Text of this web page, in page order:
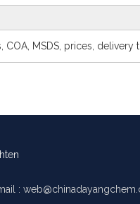
MSDS, prices, delivery
: